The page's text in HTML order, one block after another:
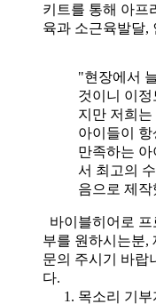
키트를 통해 아프
육과 소근육발달,
"현장에서
것이니 이
지만 저희
아이들이
만족하는
서 최고의
음으로 제
바이블히어로
부를 원하시는분,
문의 주시기 바
다.
목소리 기